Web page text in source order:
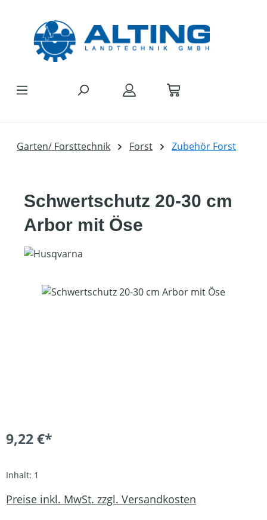
Garten/ Forsttechnik Forst Zubehör Forst
Schwertschutz 20-30 cm
Arbor mit Öse
Bildergalerie überspringen
9,22 €*
Inhalt: 1
Preise inkl. MwSt. zzgl. Versandkosten